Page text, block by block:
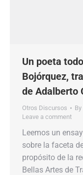
Un poeta
Bojórquez,
de Adalberto
Otros Discursos By
Leave a comment
Leemos un
sobre la faceta
propósito de la
Bellas Artes de